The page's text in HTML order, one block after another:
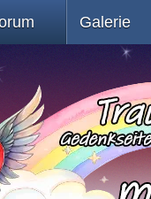
Galerie